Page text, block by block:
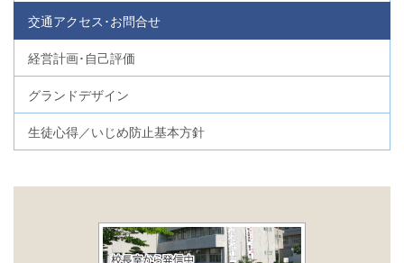
交通アクセス･お問合せ
経営計画･自己評価
グランドデザイン
生徒心得／いじめ防止基本方針